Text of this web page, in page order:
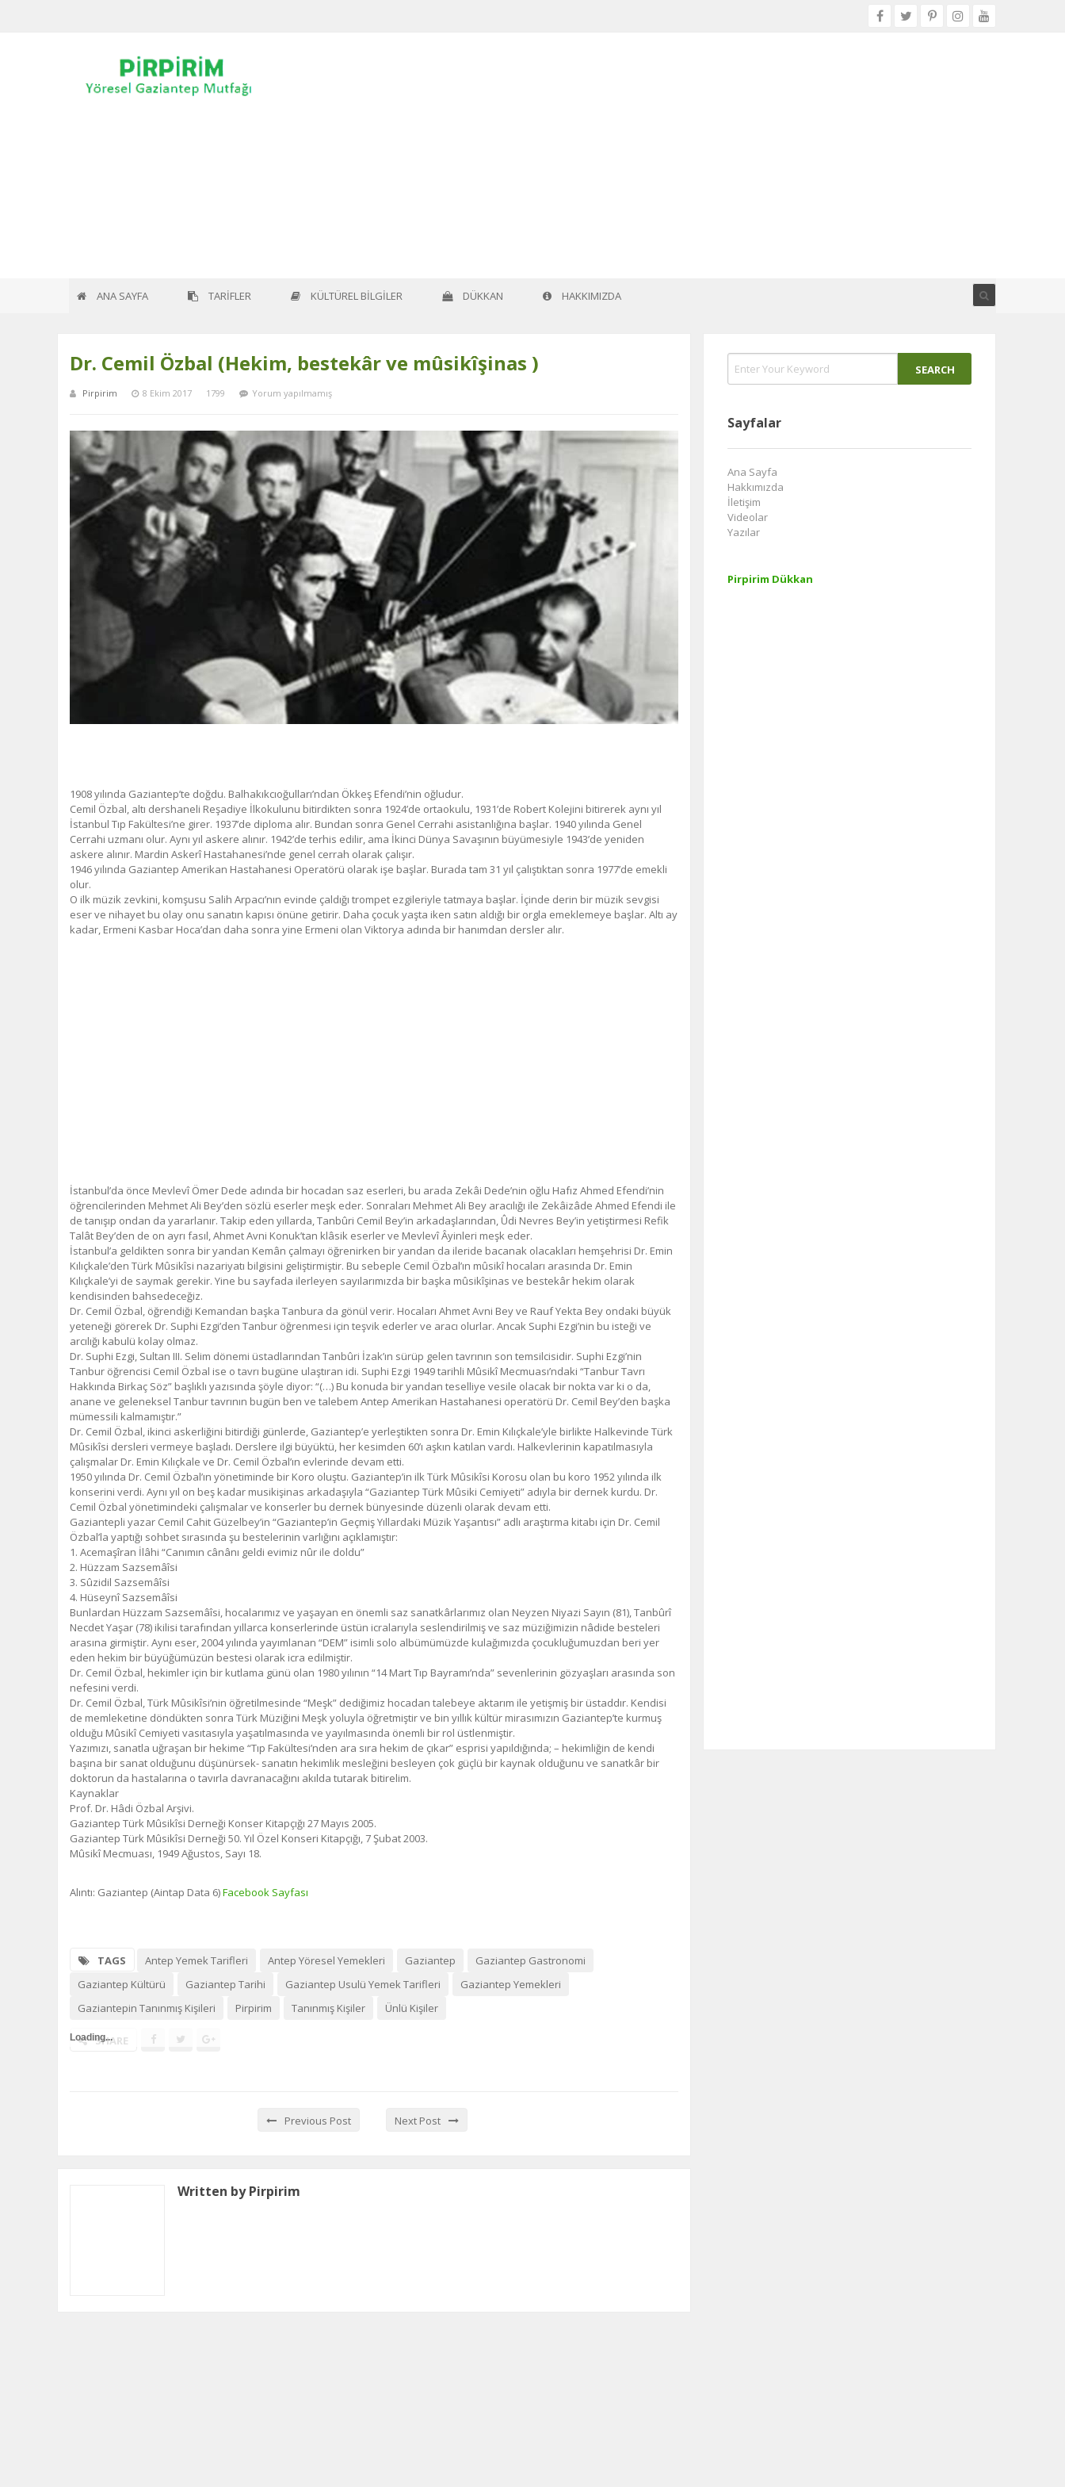
ANA SAYFA TARİFLER KÜLTÜREL BILGILER DÜKKAN HAKKIMIZDA
Home Blogs Dr. Cemil Özbal (Hekim, Bestekâr Ve Mûsikîşinas )
Dr. Cemil Özbal (Hekim, bestekâr ve mûsikîşinas )
Pirpirim 8 Ekim 2017 1799 Yorum yapılmamış
1908 yılında Gaziantep’te doğdu. Balhakıkcıoğulları’ndan Ökkeş Efendi’nin oğludur.
Cemil Özbal, altı dershaneli Reşadiye İlkokulunu bitirdikten sonra 1924’de ortaokulu, 1931’de Robert Kolejini bitirerek aynı yıl
İstanbul Tıp Fakültesi’ne girer. 1937’de diploma alır. Bundan sonra Genel Cerrahi asistanlığına başlar. 1940 yılında Genel
Cerrahi uzmanı olur. Aynı yıl askere alınır. 1942’de terhis edilir, ama İkinci Dünya Savaşının büyümesiyle 1943’de yeniden
askere alınır. Mardin Askerî Hastahanesi’nde genel cerrah olarak çalışır.
1946 yılında Gaziantep Amerikan Hastahanesi Operatörü olarak işe başlar. Burada tam 31 yıl çalıştıktan sonra 1977’de emekli
olur.
O ilk müzik zevkini, komşusu Salih Arpacı’nın evinde çaldığı trompet ezgileriyle tatmaya başlar. İçinde derin bir müzik sevgisi
eser ve nihayet bu olay onu sanatın kapısı önüne getirir. Daha çocuk yaşta iken satın aldığı bir orgla emeklemeye başlar. Altı ay
kadar, Ermeni Kasbar Hoca’dan daha sonra yine Ermeni olan Viktorya adında bir hanımdan dersler alır.
İstanbul’da önce Mevlevî Ömer Dede adında bir hocadan saz eserleri, bu arada Zekâi Dede’nin oğlu Hafız Ahmed Efendi’nin
öğrencilerinden Mehmet Ali Bey’den sözlü eserler meşk eder. Sonraları Mehmet Ali Bey aracılığı ile Zekâizâde Ahmed Efendi ile
de tanışıp ondan da yararlanır. Takip eden yıllarda, Tanbûri Cemil Bey’in arkadaşlarından, Ûdi Nevres Bey’in yetiştirmesi Refik
Talât Bey’den de on ayrı fasıl, Ahmet Avni Konuk’tan klâsik eserler ve Mevlevî Âyinleri meşk eder.
İstanbul’a geldikten sonra bir yandan Kemân çalmayı öğrenirken bir yandan da ileride bacanak olacakları hemşehrisi Dr. Emin
Kılıçkale’den Türk Mûsikîsi nazariyatı bilgisini geliştirmiştir. Bu sebeple Cemil Özbal’ın mûsikî hocaları arasında Dr. Emin
Kılıçkale’yi de saymak gerekir. Yine bu sayfada ilerleyen sayılarımızda bir başka mûsikîşinas ve bestekâr hekim olarak
kendisinden bahsedeceğiz.
Dr. Cemil Özbal, öğrendiği Kemandan başka Tanbura da gönül verir. Hocaları Ahmet Avni Bey ve Rauf Yekta Bey ondaki büyük
yeteneği görerek Dr. Suphi Ezgi’den Tanbur öğrenmesi için teşvik ederler ve aracı olurlar. Ancak Suphi Ezgi’nin bu isteği ve
arcılığı kabulü kolay olmaz.
Dr. Suphi Ezgi, Sultan III. Selim dönemi üstadlarından Tanbûri İzak’ın sürüp gelen tavrının son temsilcisidir. Suphi Ezgi’nin
Tanbur öğrencisi Cemil Özbal ise o tavrı bugüne ulaştıran idi. Suphi Ezgi 1949 tarihli Mûsikî Mecmuası’ndaki “Tanbur Tavrı
Hakkında Birkaç Söz” başlıklı yazısında şöyle diyor: “(…) Bu konuda bir yandan teselliye vesile olacak bir nokta var ki o da,
anane ve geleneksel Tanbur tavrının bugün ben ve talebem Antep Amerikan Hastahanesi operatörü Dr. Cemil Bey’den başka
mümessili kalmamıştır.”
Dr. Cemil Özbal, ikinci askerliğini bitirdiği günlerde, Gaziantep’e yerleştikten sonra Dr. Emin Kılıçkale’yle birlikte Halkevinde Türk
Mûsikîsi dersleri vermeye başladı. Derslere ilgi büyüktü, her kesimden 60’ı aşkın katılan vardı. Halkevlerinin kapatılmasıyla
çalışmalar Dr. Emin Kılıçkale ve Dr. Cemil Özbal’ın evlerinde devam etti.
1950 yılında Dr. Cemil Özbal’ın yönetiminde bir Koro oluştu. Gaziantep’in ilk Türk Mûsikîsi Korosu olan bu koro 1952 yılında ilk
konserini verdi. Aynı yıl on beş kadar musikişinas arkadaşıyla “Gaziantep Türk Mûsiki Cemiyeti” adıyla bir dernek kurdu. Dr.
Cemil Özbal yönetimindeki çalışmalar ve konserler bu dernek bünyesinde düzenli olarak devam etti.
Gaziantepli yazar Cemil Cahit Güzelbey’in “Gaziantep’in Geçmiş Yıllardaki Müzik Yaşantısı” adlı araştırma kitabı için Dr. Cemil
Özbal’la yaptığı sohbet sırasında şu bestelerinin varlığını açıklamıştır:
1. Acemaşîran İlâhi “Canımın cânânı geldi evimiz nûr ile doldu”
2. Hüzzam Sazsemâîsi
3. Sûzidil Sazsemâîsi
4. Hüseynî Sazsemâîsi
Bunlardan Hüzzam Sazsemâîsi, hocalarımız ve yaşayan en önemli saz sanatkârlarımız olan Neyzen Niyazi Sayın (81), Tanbûrî
Necdet Yaşar (78) ikilisi tarafından yıllarca konserlerinde üstün icralarıyla seslendirilmiş ve saz müziğimizin nâdide besteleri
arasına girmiştir. Aynı eser, 2004 yılında yayımlanan “DEM” isimli solo albümümüzde kulağımızda çocukluğumuzdan beri yer
eden hekim bir büyüğümüzün bestesi olarak icra edilmiştir.
Dr. Cemil Özbal, hekimler için bir kutlama günü olan 1980 yılının “14 Mart Tıp Bayramı’nda” sevenlerinin gözyaşları arasında son
nefesini verdi.
Dr. Cemil Özbal, Türk Mûsikîsi’nin öğretilmesinde “Meşk” dediğimiz hocadan talebeye aktarım ile yetişmiş bir üstaddır. Kendisi
de memleketine döndükten sonra Türk Müziğini Meşk yoluyla öğretmiştir ve bin yıllık kültür mirasımızın Gaziantep’te kurmuş
olduğu Mûsikî Cemiyeti vasıtasıyla yaşatılmasında ve yayılmasında önemli bir rol üstlenmiştir.
Yazımızı, sanatla uğraşan bir hekime “Tıp Fakültesi’nden ara sıra hekim de çıkar” esprisi yapıldığında; – hekimliğin de kendi
başına bir sanat olduğunu düşünürsek- sanatın hekimlik mesleğini besleyen çok güçlü bir kaynak olduğunu ve sanatkâr bir
doktorun da hastalarına o tavırla davranacağını akılda tutarak bitirelim.
Kaynaklar
Prof. Dr. Hâdi Özbal Arşivi.
Gaziantep Türk Mûsikîsi Derneği Konser Kitapçığı 27 Mayıs 2005.
Gaziantep Türk Mûsikîsi Derneği 50. Yıl Özel Konseri Kitapçığı, 7 Şubat 2003.
Mûsikî Mecmuası, 1949 Ağustos, Sayı 18.
Alıntı: Gaziantep (Aintap Data 6)Facebook Sayfası
TAGS Antep Yemek Tarifleri Antep Yöresel Yemekleri Gaziantep
Gaziantep Gastronomi
Gaziantep Kültürü
Gaziantep Tarihi Gaziantep Usulü Yemek Tarifleri
Gaziantep Yemekleri
Gaziantepin Tanınmış Kişileri
Pirpirim Tanınmış Kişiler Ünlü Kişiler
SHARE
Loading...
Previous Post Next Post
Written by Pirpirim
Sayfalar
Ana Sayfa
Hakkımızda
İletişim
Videolar
Yazılar
Pirpirim Dükkan